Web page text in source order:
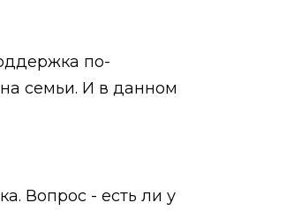
по-
семьи. И в данном
Вопрос - есть ли у